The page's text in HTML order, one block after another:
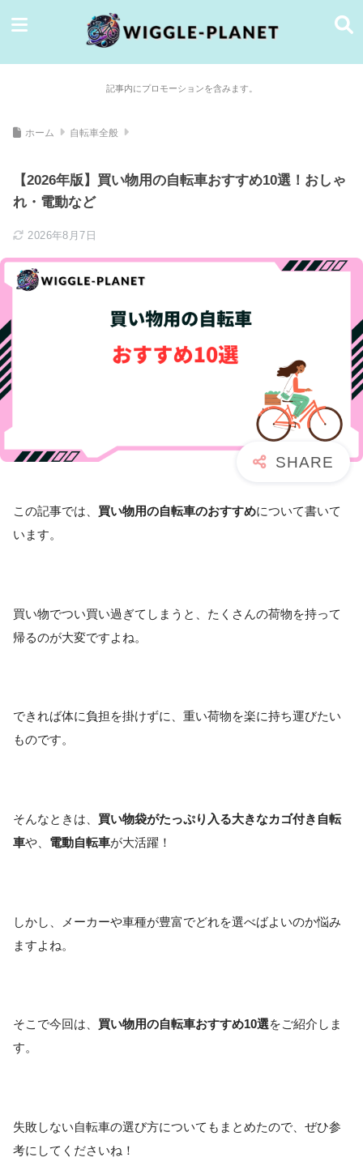
記事内にプロモーションを含みます。
ホーム 自転車全般
【2026年版】買い物用の自転車おすすめ10選！おしゃ
れ・電動など
2026年8月7日
この記事では、 買い物用の自転車のおすすめについて書いて
います。
買い物でつい買い過ぎてしまうと、たくさんの荷物を持って
帰るのが大変ですよね。
できれば体に負担を掛けずに、重い荷物を楽に持ち運びたい
ものです。
そんなときは、 買い物袋がたっぷり入る大きなカゴ付き自転
車や、 電動自転車が大活躍！
しかし、メーカーや車種が豊富でどれを選べばよいのか悩み
ますよね。
そこで今回は、 買い物用の自転車おすすめ10選をご紹介しま
す。
失敗しない自転車の選び方についてもまとめたので、ぜひ参
考にしてくださいね！